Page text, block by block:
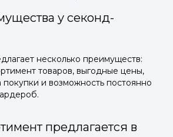
у секонд-
несколько преимуществ:
товаров, выгодные цены,
покупки и возможность постоянно
предлагается в